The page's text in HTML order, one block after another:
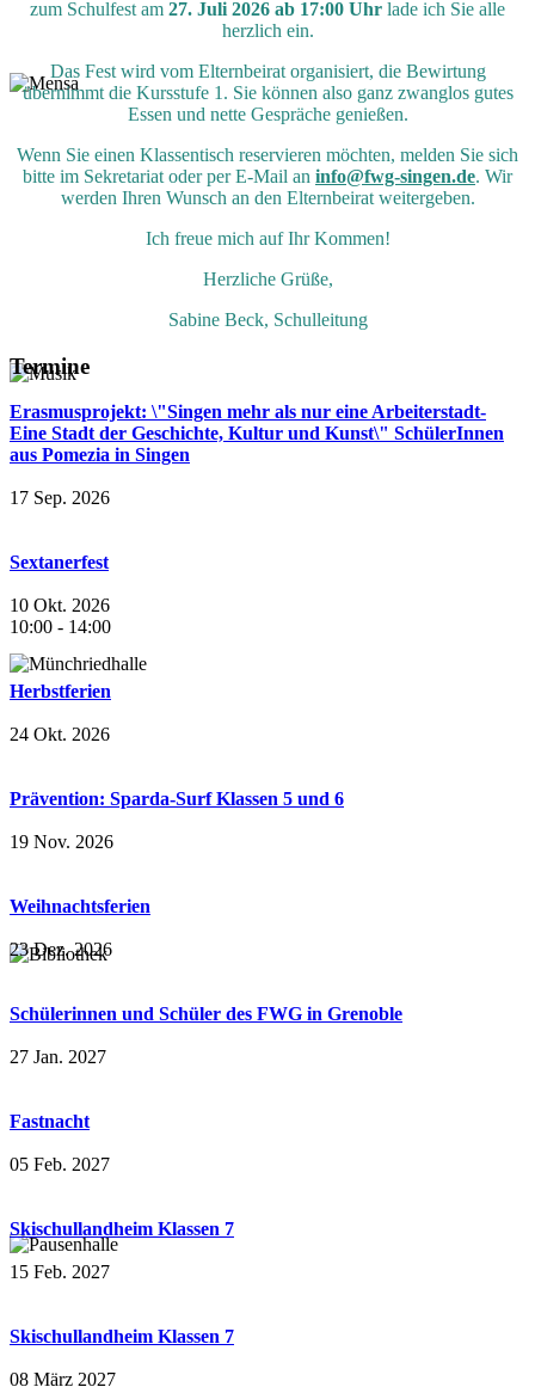
zum Schulfest am 27. Juli 2026 ab 17:00 Uhr lade ich Sie alle
herzlich ein.
Das Fest wird vom Elternbeirat organisiert, die Bewirtung
übernimmt die Kursstufe 1. Sie können also ganz zwanglos gutes
Essen und nette Gespräche genießen.
Wenn Sie einen Klassentisch reservieren möchten, melden Sie sich
bitte im Sekretariat oder per E-Mail an info@fwg-singen.de. Wir
werden Ihren Wunsch an den Elternbeirat weitergeben.
Ich freue mich auf Ihr Kommen!
Herzliche Grüße,
Sabine Beck, Schulleitung
Termine
Erasmusprojekt: \"Singen mehr als nur eine Arbeiterstadt-
Eine Stadt der Geschichte, Kultur und Kunst\" SchülerInnen
aus Pomezia in Singen
17 Sep. 2026
Sextanerfest
10 Okt. 2026
10:00 - 14:00
Herbstferien
24 Okt. 2026
Prävention: Sparda-Surf Klassen 5 und 6
19 Nov. 2026
Weihnachtsferien
23 Dez. 2026
Schülerinnen und Schüler des FWG in Grenoble
27 Jan. 2027
Fastnacht
05 Feb. 2027
Skischullandheim Klassen 7
15 Feb. 2027
Skischullandheim Klassen 7
08 März 2027